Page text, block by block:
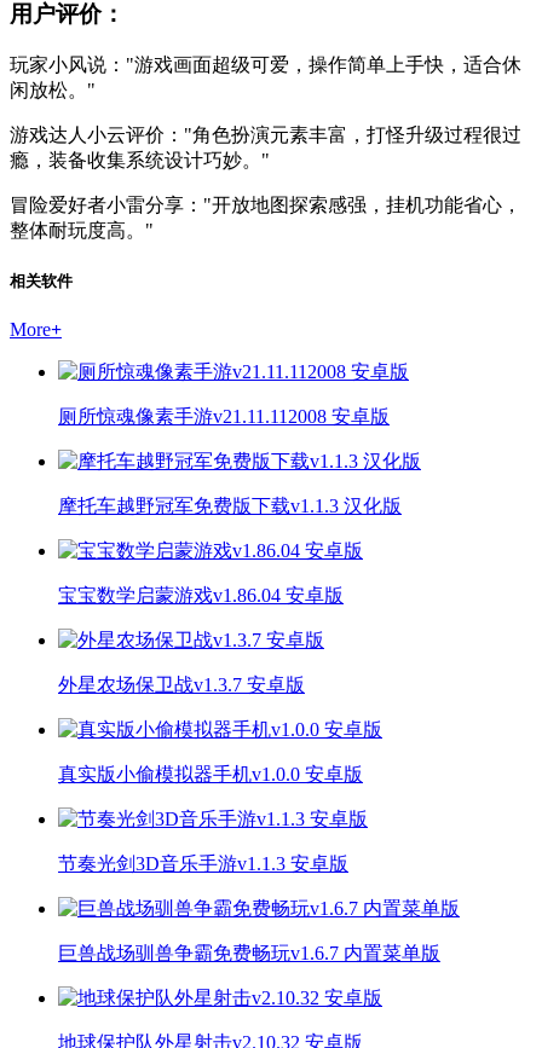
用户评价：
玩家小风说："游戏画面超级可爱，操作简单上手快，适合休
闲放松。"
游戏达人小云评价："角色扮演元素丰富，打怪升级过程很过
瘾，装备收集系统设计巧妙。"
冒险爱好者小雷分享："开放地图探索感强，挂机功能省心，
整体耐玩度高。"
相关软件
More+
厕所惊魂像素手游v21.11.112008 安卓版
摩托车越野冠军免费版下载v1.1.3 汉化版
宝宝数学启蒙游戏v1.86.04 安卓版
外星农场保卫战v1.3.7 安卓版
真实版小偷模拟器手机v1.0.0 安卓版
节奏光剑3D音乐手游v1.1.3 安卓版
巨兽战场驯兽争霸免费畅玩v1.6.7 内置菜单版
地球保护队外星射击v2.10.32 安卓版